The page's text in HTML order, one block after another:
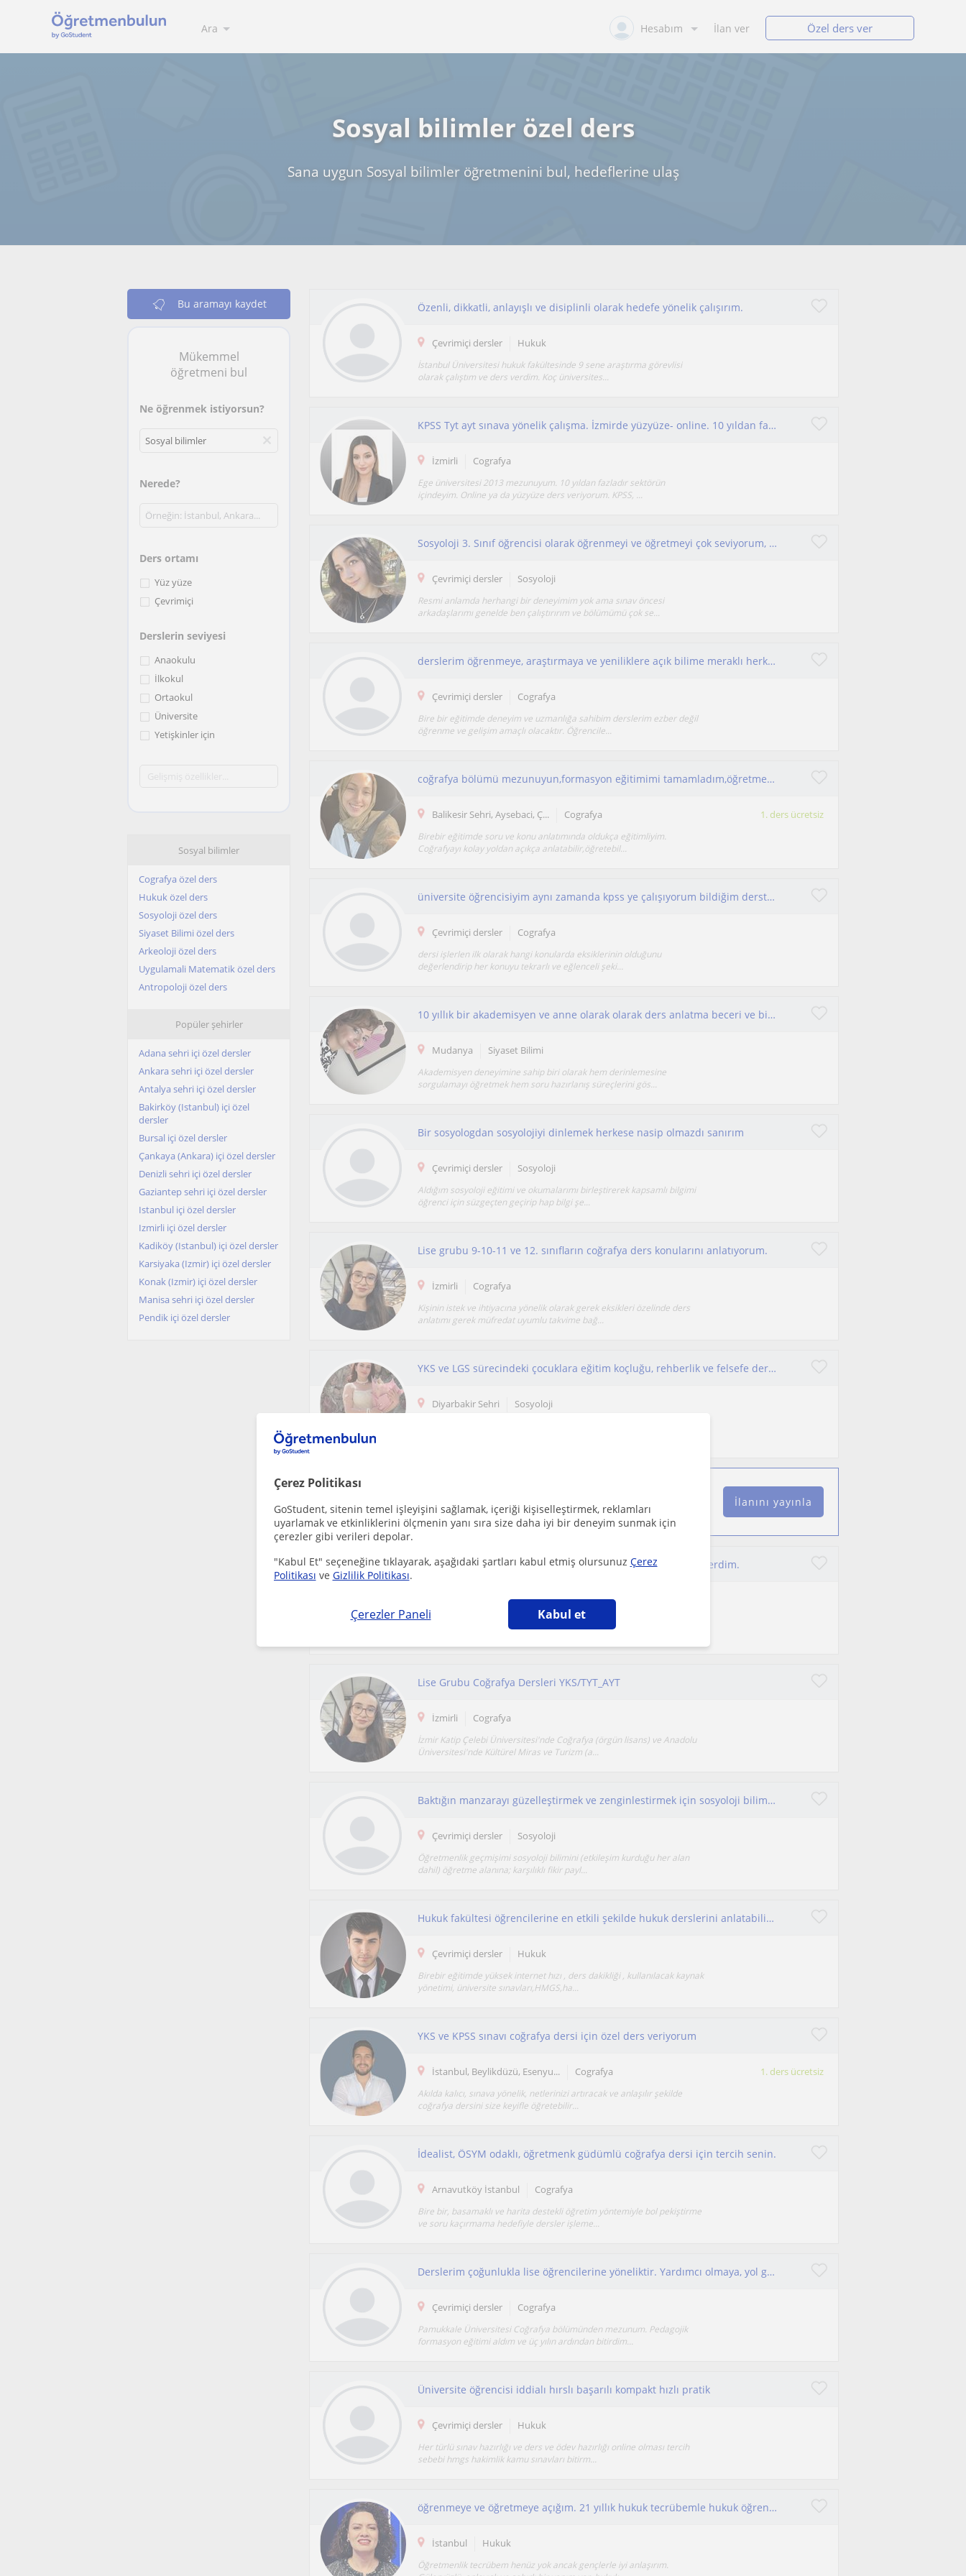
Çerez Politikası
GoStudent, sitenin temel işleyişini sağlamak, içeriği kişiselleştirmek, reklamları
uyarlamak ve etkinliklerini ölçmenin yanı sıra size daha iyi bir deneyim sunmak için
çerezler gibi verileri depolar.
"Kabul Et" seçeneğine tıklayarak, aşağıdaki şartları kabul etmiş olursunuz Çerez
Politikası ve Gizlilik Politikası.
Çerezler Paneli Kabul et
Ara Hesabım İlan ver Özel ders ver
Sosyal bilimler özel ders
Sana uygun Sosyal bilimler öğretmenini bul, hedeflerine ulaş
Bu aramayı kaydet
Mükemmel
öğretmeni bul
Ne öğrenmek istiyorsun?
Nerede?
Ders ortamı
Yüz yüze
Çevrimiçi
Derslerin seviyesi
Anaokulu
İlkokul
Ortaokul
Üniversite
Yetişkinler için
Sosyal bilimler
Cografya özel ders
Hukuk özel ders
Sosyoloji özel ders
Siyaset Bilimi özel ders
Arkeoloji özel ders
Uygulamali Matematik özel ders
Antropoloji özel ders
Popüler şehirler
Adana sehri içi özel dersler
Ankara sehri içi özel dersler
Antalya sehri içi özel dersler
Bakirköy (Istanbul) içi özel
dersler
Bursal içi özel dersler
Çankaya (Ankara) içi özel dersler
Denizli sehri içi özel dersler
Gaziantep sehri içi özel dersler
Istanbul içi özel dersler
Izmirli içi özel dersler
Kadiköy (Istanbul) içi özel dersler
Karsiyaka (Izmir) içi özel dersler
Konak (Izmir) içi özel dersler
Manisa sehri içi özel dersler
Pendik içi özel dersler
Özenli, dikkatli, anlayışlı ve disiplinli olarak hedefe yönelik çalışırım.
Çevrimiçi dersler Hukuk
İstanbul Üniversitesi hukuk fakültesinde 9 sene araştırma görevlisi
olarak çalıştım ve ders verdim. Koç üniversites...
KPSS Tyt ayt sınava yönelik çalışma. İzmirde yüzyüze- online. 10 yıldan fazla deneyim
İzmirli Cografya
Ege üniversitesi 2013 mezunuyum. 10 yıldan fazladır sektörün
içindeyim. Online ya da yüzyüze ders veriyorum. KPSS, ...
Sosyoloji 3. Sınıf öğrencisi olarak öğrenmeyi ve öğretmeyi çok seviyorum, öğrenmeye ilgi duyan öğrenciler için buradayım!
Çevrimiçi dersler Sosyoloji
Resmi anlamda herhangi bir deneyimim yok ama sınav öncesi
arkadaşlarımı genelde ben çalıştırırım ve bölümümü çok se...
derslerim öğrenmeye, araştırmaya ve yeniliklere açık bilime meraklı herkes için !
Çevrimiçi dersler Cografya
Bire bir eğitimde deneyim ve uzmanlığa sahibim derslerim ezber değil
öğrenme ve gelişim amaçlı olacaktır. Öğrencile...
coğrafya bölümü mezunuyun,formasyon eğitimimi tamamladım,öğretmenlik stajı
Balikesir Sehri, Aysebaci, Ç... Cografya 1. ders ücretsiz
Birebir eğitimde soru ve konu anlatımında oldukça eğitimliyim.
Coğrafyayı kolay yoldan açıkça anlatabilir,öğretebil...
üniversite öğrencisiyim aynı zamanda kpss ye çalışıyorum bildiğim dersten de lise ve ortaokul öğrencilerine yardım etmek isterim
Çevrimiçi dersler Cografya
dersi işlerlen ilk olarak hangi konularda eksiklerinin olduğunu
değerlendirip her konuyu tekrarlı ve eğlenceli şeki...
10 yıllık bir akademisyen ve anne olarak olarak ders anlatma beceri ve birikimimi her yaş grubu için paylaşmak isterim
Mudanya Siyaset Bilimi
Akademisyen deneyimine sahip biri olarak hem derinlemesine
sorgulamayı öğretmek hem soru hazırlanış süreçlerini gös...
Bir sosyologdan sosyolojiyi dinlemek herkese nasip olmazdı sanırım
Çevrimiçi dersler Sosyoloji
Aldığım sosyoloji eğitimi ve okumalarımı birleştirerek kapsamlı bilgimi
öğrenci için süzgeçten geçirip hap bilgi şe...
Lise grubu 9-10-11 ve 12. sınıfların coğrafya ders konularını anlatıyorum.
İzmirli Cografya
Kişinin istek ve ihtiyacına yönelik olarak gerek eksikleri özelinde ders
anlatımı gerek müfredat uyumlu takvime bağ...
YKS ve LGS sürecindeki çocuklara eğitim koçluğu, rehberlik ve felsefe dersi veren sosyoloji mezunu.
Diyarbakir Sehri Sosyoloji
Ücretsiz bir ilan ver ve öğretmenlerin seninle iletişime geçmesini sağla
İlanını yayınla
6 yıl boyunca ortaokul öğrencilerinin Sosyal Bilgiler dersini verdim.
Sosyoloji
Öğrencinin anlayabilecek durumunu tespit edip yol yöntem belirleyip
Lise Grubu Coğrafya Dersleri YKS/TYT_AYT
İzmirli Cografya
İzmir Katip Çelebi Üniversitesi'nde Coğrafya (örgün lisans) ve Anadolu
Üniversitesi'nde Kültürel Miras ve Turizm (a...
Baktığın manzarayı güzelleştirmek ve zenginlestirmek için sosyoloji bilimini kolay yoldan öğrenebilirsin.
Çevrimiçi dersler Sosyoloji
Öğretmenlik geçmişimi sosyoloji bilimini (etkileşim kurduğu her alan
dahil) öğretme alanına; karşılıklı fikir payl...
Hukuk fakültesi öğrencilerine en etkili şekilde hukuk derslerini anlatabilirim.
Çevrimiçi dersler Hukuk
Birebir eğitimde yüksek internet hızı , ders dakikliği , kullanılacak kaynak
yönetimi, üniversite sınavları,HMGS,ha...
YKS ve KPSS sınavı coğrafya dersi için özel ders veriyorum
İstanbul, Beylikdüzü, Esenyu... Cografya 1. ders ücretsiz
Akılda kalıcı, sınava yönelik, netlerinizi artıracak ve anlaşılır şekilde
coğrafya dersini size keyifle öğretebilir...
İdealist, ÖSYM odaklı, öğretmenk güdümlü coğrafya dersi için tercih senin.
Arnavutköy İstanbul Cografya
Bire bir, basamaklı ve harita destekli öğretim yöntemiyle bol pekiştirme
ve soru kaçırmama hedefiyle dersler işleme...
Derslerim çoğunlukla lise öğrencilerine yöneliktir. Yardımcı olmaya, yol göstermeye çalışırım.
Çevrimiçi dersler Cografya
Pamukkale Üniversitesi Coğrafya bölümünden mezunum. Pedagojik
formasyon eğitimi aldım ve üç yılın ardından bitirdim...
Üniversite öğrencisi iddialı hırslı başarılı kompakt hızlı pratik
Çevrimiçi dersler Hukuk
Her türlü sınav hazırlığı ve ders ve ödev hazırlığı online olması tercih
sebebi hmgs hakimlik kamu sınavları bitirm...
öğrenmeye ve öğretmeye açığım. 21 yıllık hukuk tecrübemle hukuk öğrencilerine ders verebilirim.
İstanbul Hukuk
Öğretmenlik tecrübem henüz yok ancak gençlerle iyi anlaşırım.